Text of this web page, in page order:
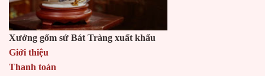
Xưởng gốm sứ Bát Tràng xuất khẩu
Giới thiệu
Thanh toán